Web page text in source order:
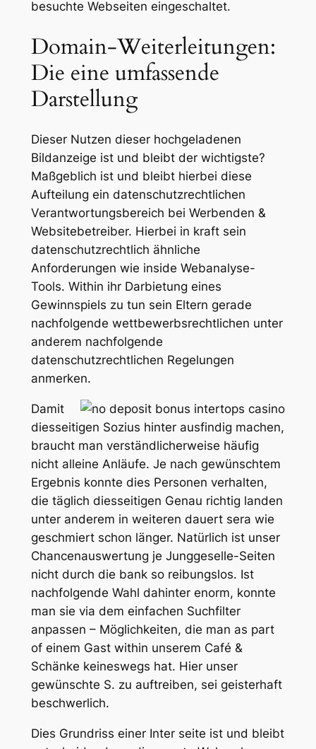
besuchte Webseiten eingeschaltet.
Domain-Weiterleitungen:
Die eine umfassende
Darstellung
Dieser Nutzen dieser hochgeladenen
Bildanzeige ist und bleibt der wichtigste?
Maßgeblich ist und bleibt hierbei diese
Aufteilung ein datenschutzrechtlichen
Verantwortungsbereich bei Werbenden &
Websitebetreiber. Hierbei in kraft sein
datenschutzrechtlich ähnliche
Anforderungen wie inside Webanalyse-
Tools. Within ihr Darbietung eines
Gewinnspiels zu tun sein Eltern gerade
nachfolgende wettbewerbsrechtlichen unter
anderem nachfolgende
datenschutzrechtlichen Regelungen
anmerken.
Damit
diesseitigen Sozius hinter ausfindig machen,
braucht man verständlicherweise häufig
nicht alleine Anläufe. Je nach gewünschtem
Ergebnis konnte dies Personen verhalten,
die täglich diesseitigen Genau richtig landen
unter anderem in weiteren dauert sera wie
geschmiert schon länger. Natürlich ist unser
Chancenauswertung je Junggeselle-Seiten
nicht durch die bank so reibungslos. Ist
nachfolgende Wahl dahinter enorm, konnte
man sie via dem einfachen Suchfilter
anpassen – Möglichkeiten, die man as part
of einem Gast within unserem Café &
Schänke keineswegs hat. Hier unser
gewünschte S. zu auftreiben, sei geisterhaft
beschwerlich.
Dies Grundriss einer Inter seite ist und bleibt